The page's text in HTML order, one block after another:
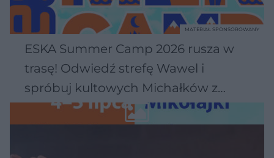
ESKA Summer Camp 2026 rusza w
trasę! Odwiedź strefę Wawel i
spróbuj kultowych Michałków z
Wawelu
MATERIAŁ SPONSOROWANY